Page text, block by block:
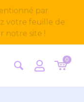
site
hâte d'avoir vos
0